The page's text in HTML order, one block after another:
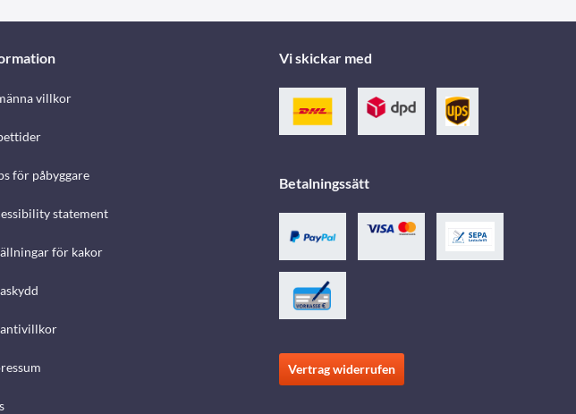
villkor
för påbyggare
statement
för kakor
Vi skickar med
Betalningssätt
Vertrag widerrufen